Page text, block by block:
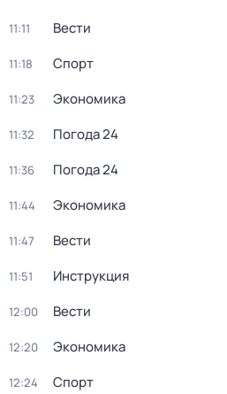
11:11 Вести
11:18 Спорт
11:23 Экономика
11:32 Погода 24
11:36 Погода 24
11:44 Экономика
11:47 Вести
11:51 Инструкция
12:00 Вести
12:20 Экономика
12:24 Спорт